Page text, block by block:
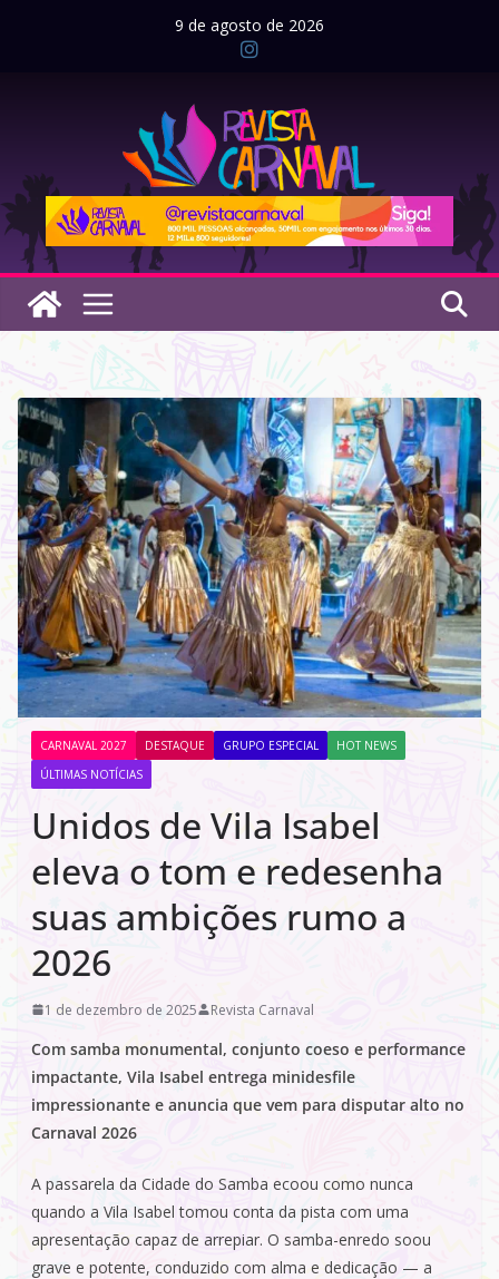
9 de agosto de 2026
CARNAVAL 2027 DESTAQUE GRUPO ESPECIAL
HOT NEWS
ÚLTIMAS NOTÍCIAS
Unidos de Vila Isabel
eleva o tom e redesenha
suas ambições rumo a
2026
1 de dezembro de 2025 Revista Carnaval
Com samba monumental, conjunto coeso e performance
impactante, Vila Isabel entrega minidesfile
impressionante e anuncia que vem para disputar alto no
Carnaval 2026
A passarela da Cidade do Samba ecoou como nunca
quando a Vila Isabel tomou conta da pista com uma
apresentação capaz de arrepiar. O samba-enredo soou
grave e potente, conduzido com alma e dedicação — a